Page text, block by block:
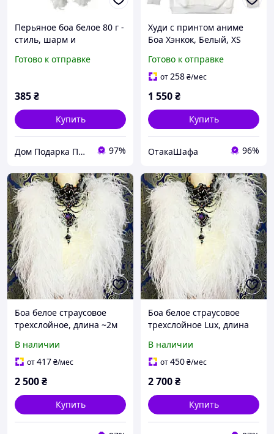
Перьяное боа белое 80 г -
стиль, шарм и
Готово к отправке
385₴
Купить
Дом Подарка Позитив 97%
Худи с принтом аниме
Боа Хэнкок, Белый, XS
Готово к отправке
от258₴/мес
1 550₴
Купить
ОтакаШафа 96%
Боа белое страусовое
трехслойное, длина ~2м
В наличии
от417₴/мес
2 500₴
Купить
Боа белое страусовое
трехслойное Lux, длина
В наличии
от450₴/мес
2 700₴
Купить